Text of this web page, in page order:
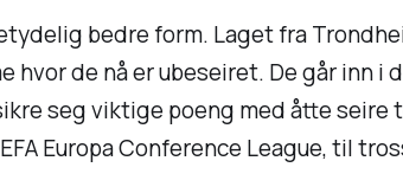
bedre form. Laget fra
de nå er ubeseiret. De går inn i
seg viktige poeng med åtte
Europa Conference League, til